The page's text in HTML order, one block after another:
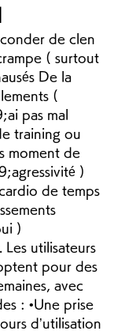
de clen
( surtout
De la
(
pas mal
training ou
moment de
)
de temps
)
Les utilisateurs
pour des
avec
: •Une prise
d’utilisation